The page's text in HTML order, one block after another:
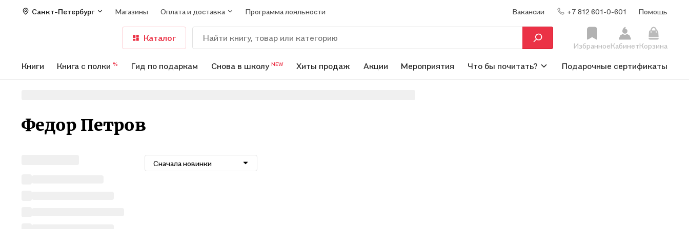
Санкт-Петербург Магазины Оплата и доставка Программа лояльности Вакансии +7 812 601-0-601 Помощь
Каталог
ИзбранноеКабинетКорзина
Книги Книга с полки % Гид по подаркам Снова в школу NEW Хиты продаж Акции Мероприятия Что бы почитать? Подарочные сертификаты
Федор Петров
Сначала новинки